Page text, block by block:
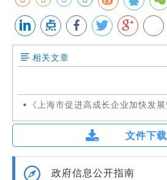
相关文章
文件下载
政府信息公开指南